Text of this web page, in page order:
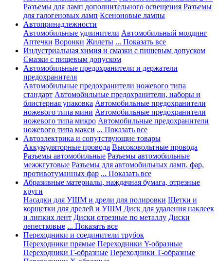
Разъемы для ламп дополнительного освещения Разъемы
для галогеновых ламп Ксеноновые лампы
Автопринадлежности
Автомобильные удлинители Автомобильный молдинг
Аптечки Воронки Жилеты ... Показать все
Индустриальная химия и смазки с пищевым допуском
Смазки с пищевым допуском
Автомобильные предохранители и держатели
предохранителя
Автомобильные предохранители ножевого типа
стандарт Автомобильные предохранители, наборы и
блистерная упаковка Автомобильные предохранители
ножевого типа мини Автомобильные предохранители
ножевого типа микро Автомобильные предохранители
ножевого типа макси ... Показать все
Автоэлектрика и сопутствующие товары
Аккумуляторные провода Высоковольтные провода
Разъемы автомобильные Разъемы автомобильные
межжгутовые Разъемы для автомобильных ламп, фар,
противотуманных фар ... Показать все
Абразивные материалы, наждачная бумага, отрезные
круги
Насадки для УШМ и дрели для полировки Щетки и
корщетки для дрелей и УШМ Диск для удаления наклеек
и липких лент Диски отрезные по металлу Диски
лепестковые ... Показать все
Переходники и соединители трубок
Переходники прямые Переходники Y-образные
Переходники Г-образные Переходники Т-образные